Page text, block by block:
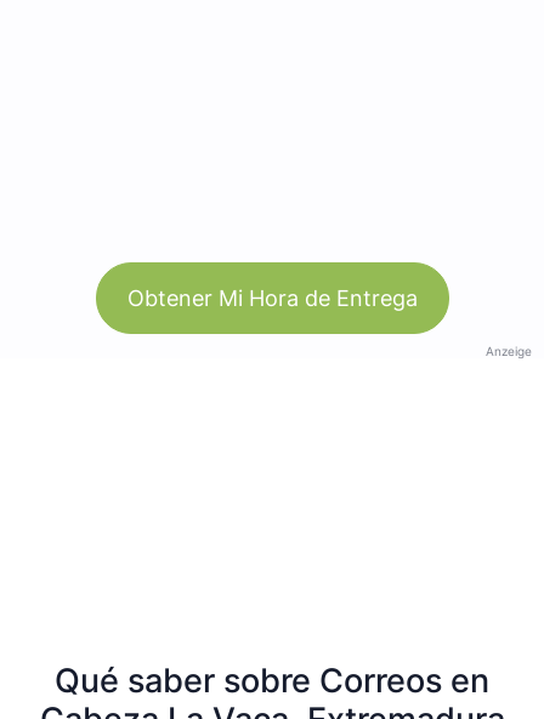
Obtener Mi Hora de Entrega
Anzeige
Qué saber sobre Correos en